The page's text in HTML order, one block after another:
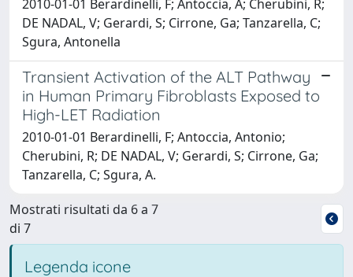
2010-01-01 Berardinelli, F; Antoccia, A; Cherubini, R;
DE NADAL, V; Gerardi, S; Cirrone, Ga; Tanzarella, C;
Sgura, Antonella
Transient Activation of the ALT Pathway
in Human Primary Fibroblasts Exposed to
High-LET Radiation
2010-01-01 Berardinelli, F; Antoccia, Antonio;
Cherubini, R; DE NADAL, V; Gerardi, S; Cirrone, Ga;
Tanzarella, C; Sgura, A.
Mostrati risultati da 6 a 7
di 7
Legenda icone